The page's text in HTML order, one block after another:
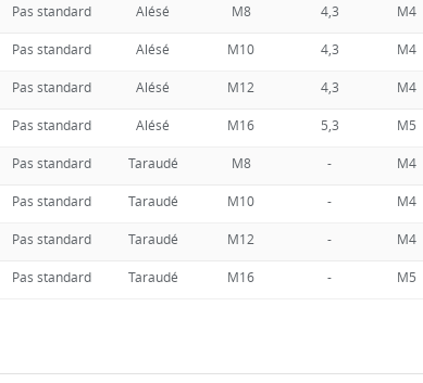
Pas standard Alésé M8 4,3 M4
Pas standard Alésé M10 4,3 M4
Pas standard Alésé M12 4,3 M4
Pas standard Alésé M16 5,3 M5
Pas standard Taraudé M8 - M4
Pas standard Taraudé M10 - M4
Pas standard Taraudé M12 - M4
Pas standard Taraudé M16 - M5